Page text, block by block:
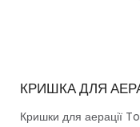
КРИШКА ДЛЯ
Кришки для аерації